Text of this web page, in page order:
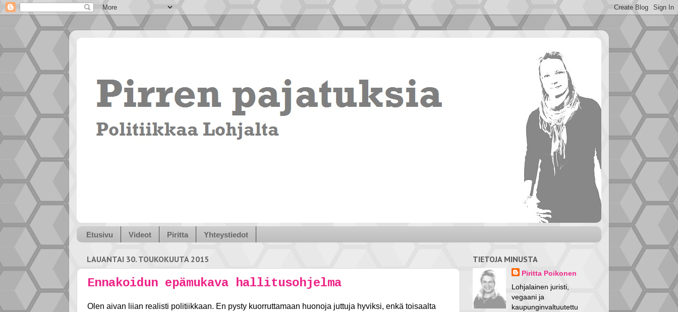
Etusivu Videot Piritta Yhteystiedot
LAUANTAI 30. TOUKOKUUTA 2015
Ennakoidun epämukava hallitusohjelma
Olen aivan liian realisti politiikkaan. En pysty kuorruttamaan huonoja juttuja hyviksi, enkä toisaalta
TIETOJA MINUSTA
Piritta Poikonen
Lohjalainen juristi,
vegaani ja
kaupunginvaltuutettu